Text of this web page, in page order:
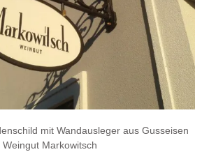
mit Wandausleger aus Gusseisen
Markowitsch